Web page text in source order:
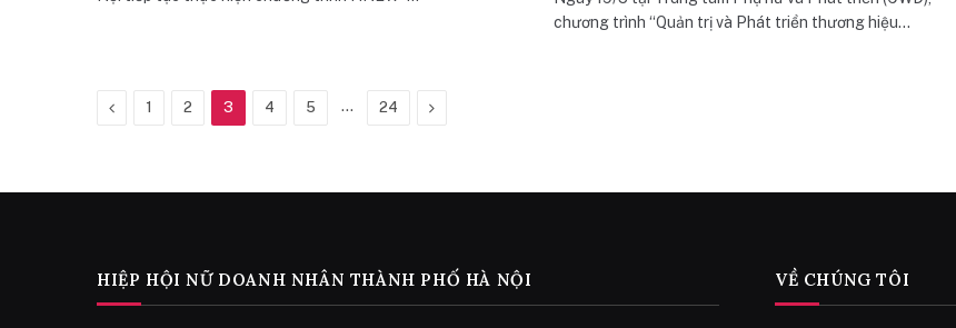
chương trình “Quản trị và Phát triển thương hiệu…
Previous
1 2 3 4 5 … 24 Next
HIỆP HỘI NỮ DOANH NHÂN THÀNH PHỐ HÀ NỘI VỀ CHÚNG TÔI